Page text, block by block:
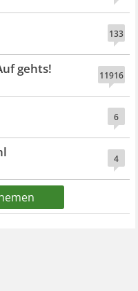
133
11916
gehts!
6
4